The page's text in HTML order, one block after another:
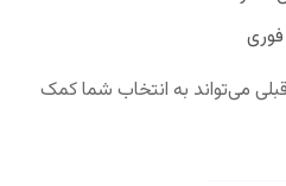
فوری
می‌تواند به انتخاب شما کمک